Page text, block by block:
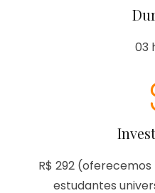
03
R$ 292
estudantes